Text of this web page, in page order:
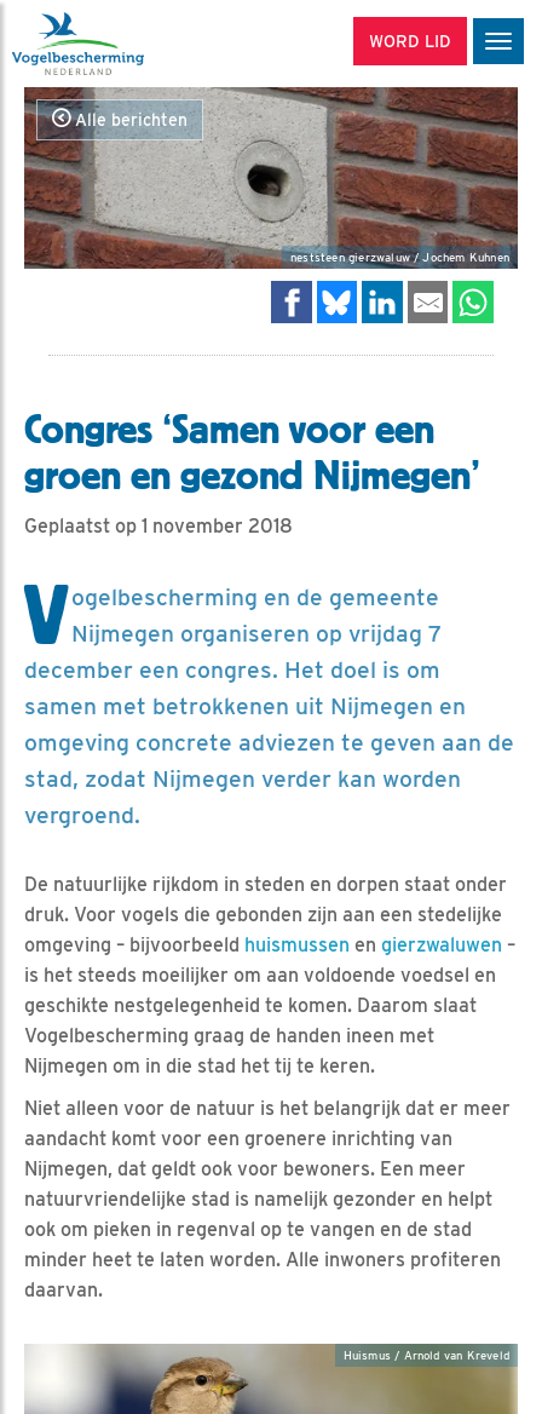
WORD LID
Alle berichten
neststeen gierzwaluw / Jochem Kuhnen
Congres ‘Samen voor een
groen en gezond Nijmegen’
Geplaatst op 1 november 2018
Vogelbescherming en de gemeente
Nijmegen organiseren op vrijdag 7
december een congres. Het doel is om
samen met betrokkenen uit Nijmegen en
omgeving concrete adviezen te geven aan de
stad, zodat Nijmegen verder kan worden
vergroend.
De natuurlijke rijkdom in steden en dorpen staat onder
druk. Voor vogels die gebonden zijn aan een stedelijke
omgeving – bijvoorbeeld huismussen en gierzwaluwen –
is het steeds moeilijker om aan voldoende voedsel en
geschikte nestgelegenheid te komen. Daarom slaat
Vogelbescherming graag de handen ineen met
Nijmegen om in die stad het tij te keren.
Niet alleen voor de natuur is het belangrijk dat er meer
aandacht komt voor een groenere inrichting van
Nijmegen, dat geldt ook voor bewoners. Een meer
natuurvriendelijke stad is namelijk gezonder en helpt
ook om pieken in regenval op te vangen en de stad
minder heet te laten worden. Alle inwoners profiteren
daarvan.
Huismus / Arnold van Kreveld